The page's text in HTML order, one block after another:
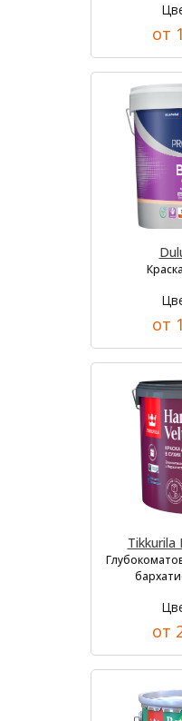
от
от
Tikkurila
от